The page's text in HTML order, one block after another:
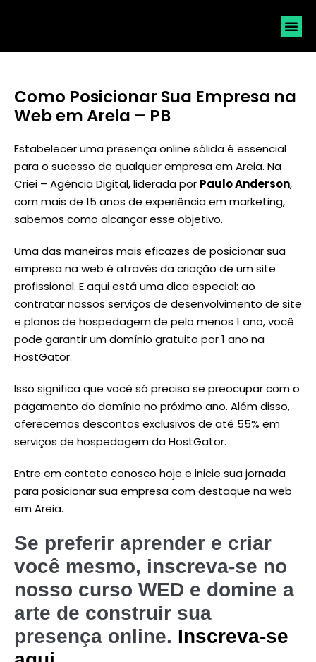
Como Posicionar Sua Empresa na
Web em Areia – PB
Estabelecer uma presença online sólida é essencial
para o sucesso de qualquer empresa em Areia. Na
Criei – Agência Digital, liderada por Paulo Anderson,
com mais de 15 anos de experiência em marketing,
sabemos como alcançar esse objetivo.
Uma das maneiras mais eficazes de posicionar sua
empresa na web é através da criação de um site
profissional. E aqui está uma dica especial: ao
contratar nossos serviços de desenvolvimento de site
e planos de hospedagem de pelo menos 1 ano, você
pode garantir um domínio gratuito por 1 ano na
HostGator.
Isso significa que você só precisa se preocupar com o
pagamento do domínio no próximo ano. Além disso,
oferecemos descontos exclusivos de até 55% em
serviços de hospedagem da HostGator.
Entre em contato conosco hoje e inicie sua jornada
para posicionar sua empresa com destaque na web
em Areia.
Se preferir aprender e criar
você mesmo, inscreva-se no
nosso curso WED e domine a
arte de construir sua
presença online. Inscreva-se